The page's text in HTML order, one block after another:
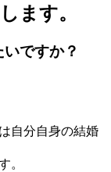
ます。
ですか？
自分自身の結婚
。